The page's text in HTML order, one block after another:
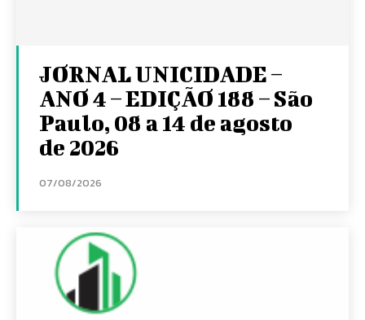
JORNAL UNICIDADE –
ANO 4 – EDIÇÃO 188 – São
Paulo, 08 a 14 de agosto
de 2026
07/08/2026